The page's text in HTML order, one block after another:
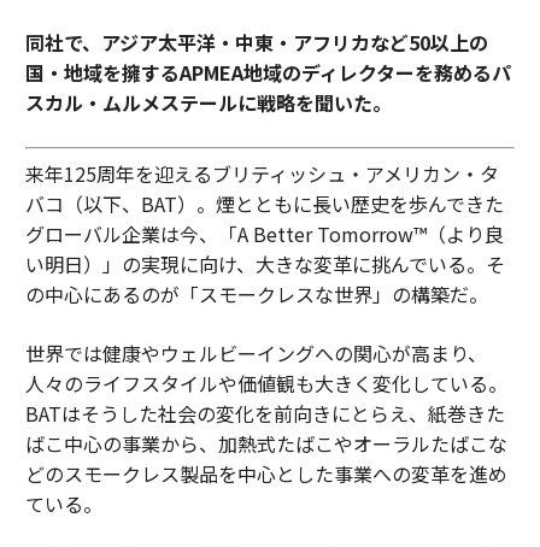
同社で、アジア太平洋・中東・アフリカなど50以上の
国・地域を擁するAPMEA地域のディレクターを務めるパ
スカル・ムルメステールに戦略を聞いた。
来年125周年を迎えるブリティッシュ・アメリカン・タ
バコ（以下、BAT）。煙とともに長い歴史を歩んできた
グローバル企業は今、「A Better Tomorrow™（より良
い明日）」の実現に向け、大きな変革に挑んでいる。そ
の中心にあるのが「スモークレスな世界」の構築だ。
世界では健康やウェルビーイングへの関心が高まり、
人々のライフスタイルや価値観も大きく変化している。
BATはそうした社会の変化を前向きにとらえ、紙巻きた
ばこ中心の事業から、加熱式たばこやオーラルたばこな
どのスモークレス製品を中心とした事業への変革を進め
ている。